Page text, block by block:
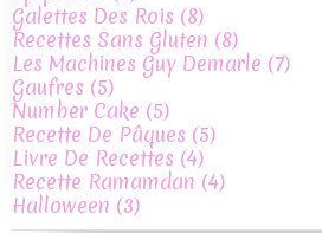
Galettes Des Rois (8)
Recettes Sans Gluten (8)
Les Machines Guy Demarle (7)
Gaufres (5)
Number Cake (5)
Recette De Pâques (5)
Livre De Recettes (4)
Recette Ramamdan (4)
Halloween (3)